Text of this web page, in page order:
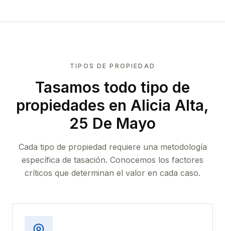
TIPOS DE PROPIEDAD
Tasamos todo tipo de
propiedades en Alicia Alta,
25 De Mayo
Cada tipo de propiedad requiere una metodología
específica de tasación. Conocemos los factores
críticos que determinan el valor en cada caso.